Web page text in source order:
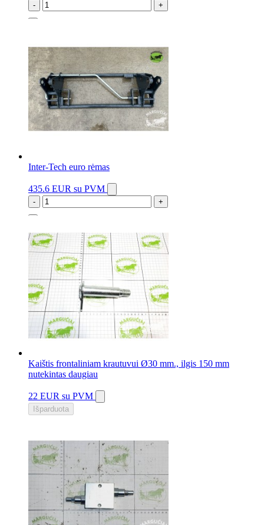
- +
Inter-Tech euro rėmas
435.6 EUR su PVM
- +
Kaištis frontaliniam krautuvui Ø30 mm., ilgis 150 mm
nutekintas daugiau
22 EUR su PVM
Išparduota